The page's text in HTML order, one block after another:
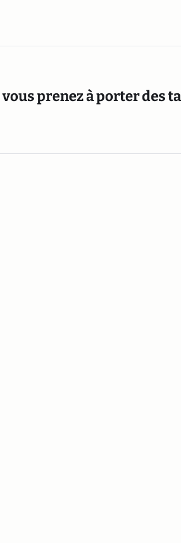
prenez à porter des